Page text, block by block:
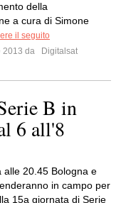
della
a cura di Simone
il seguito
2013 da
Digitalsat
B in
6 all'8
alle 20.45 Bologna e
in campo per
15a giornata di Serie